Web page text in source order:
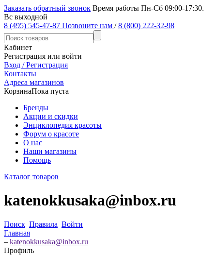
Заказать обратный звонок Время работы Пн-Сб 09:00-17:30.
Вс выходной
8 (495) 545-47-87 Позвоните нам / 8 (800) 222-32-98
Кабинет
Регистрация или войти
Вход / Регистрация
Контакты
Адреса магазинов
КорзинаПока пуста
Бренды
Акции и скидки
Энциклопедия красоты
Форум о красоте
О нас
Наши магазины
Помощь
Каталог товаров
katenokkusaka@inbox.ru
Поиск Правила Войти
Главная
– katenokkusaka@inbox.ru
Профиль